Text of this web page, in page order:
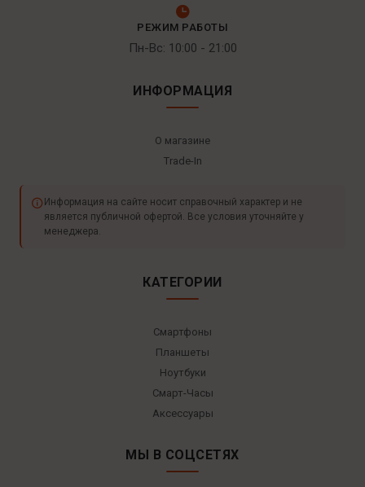
РЕЖИМ РАБОТЫ
Пн-Вс: 10:00 - 21:00
ИНФОРМАЦИЯ
О магазине
Trade-In
Информация на сайте носит справочный характер и не
является публичной офертой. Все условия уточняйте у
менеджера.
КАТЕГОРИИ
Смартфоны
Планшеты
Ноутбуки
Смарт-Часы
Аксессуары
МЫ В СОЦСЕТЯХ